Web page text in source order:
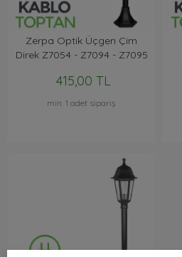
Zerpa Optik Üçgen Çim
Direk Z7054 - Z7094 - Z7095
415,00 TL
min. 1 adet sipariş